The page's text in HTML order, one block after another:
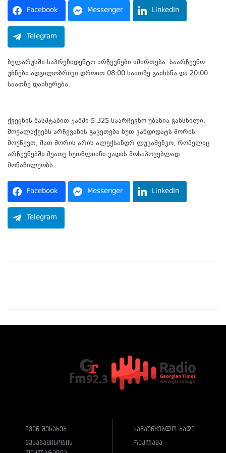
Facebook Messenger LinkedIn
Telegram
ბელარუსში საპრეზიდენტო არჩევნები იმართება. საარჩევნო
უბნები ადგილობრივი დროით 08:00 საათზე გაიხსნა და 20:00
საათზე დაიხურება.
ქვეყნის მასშტაბით ჯამში 5 325 საარჩევნო უბანია გახსნილი.
მოქალაქეებს არჩევანის გაკეთება ხუთ კანდიდატს შორის
მოუწევთ, მათ შორის არის ალექსანდრ ლუკაშენკო, რომელიც
არჩევნებში მეათე ხუთწლიანი ვადის მოსაპოვებლად
მონაწილეობს.
Facebook Messenger LinkedIn
Telegram
ჩვენ შესახებ
შესაბამისობის
სამაუწყებლო ბადე
რეკლამა